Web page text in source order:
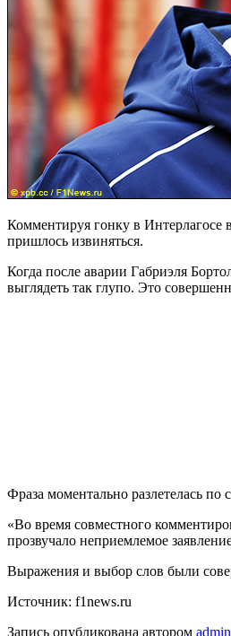
Комментируя гонку в Интерлагосе
пришлось извиняться.
Когда после аварии Габриэля
выглядеть так глупо. Это
Фраза моментально разлетелась
«Во время совместного
прозвучало неприемлемое
Выражения и выбор слов были
Источник: f1news.ru
Запись опубликована автором admin